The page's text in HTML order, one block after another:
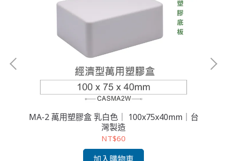
MA-2 萬用塑膠盒 乳白色｜ 100x75x40mm｜台
灣製造
NT$60